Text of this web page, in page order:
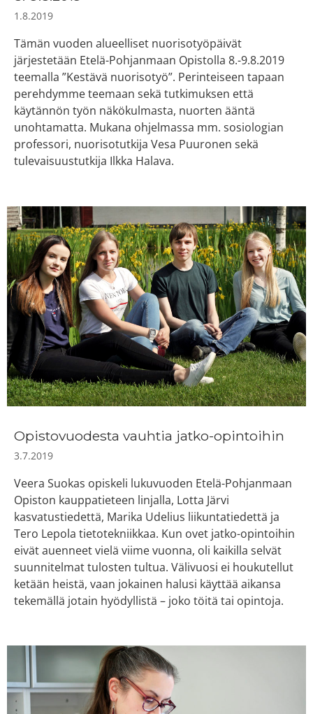
1.8.2019
Tämän vuoden alueelliset nuorisotyöpäivät
järjestetään Etelä-Pohjanmaan Opistolla 8.-9.8.2019
teemalla ”Kestävä nuorisotyö”. Perinteiseen tapaan
perehdymme teemaan sekä tutkimuksen että
käytännön työn näkökulmasta, nuorten ääntä
unohtamatta. Mukana ohjelmassa mm. sosiologian
professori, nuorisotutkija Vesa Puuronen sekä
tulevaisuustutkija Ilkka Halava.
Opistovuodesta vauhtia jatko-opintoihin
3.7.2019
Veera Suokas opiskeli lukuvuoden Etelä-Pohjanmaan
Opiston kauppatieteen linjalla, Lotta Järvi
kasvatustiedettä, Marika Udelius liikuntatiedettä ja
Tero Lepola tietotekniikkaa. Kun ovet jatko-opintoihin
eivät auenneet vielä viime vuonna, oli kaikilla selvät
suunnitelmat tulosten tultua. Välivuosi ei houkutellut
ketään heistä, vaan jokainen halusi käyttää aikansa
tekemällä jotain hyödyllistä – joko töitä tai opintoja.